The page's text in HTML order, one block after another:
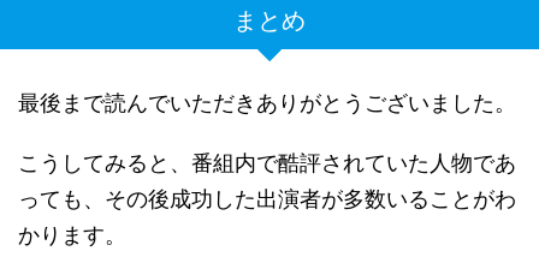
まとめ
最後まで読んでいただきありがとうございました。
こうしてみると、番組内で酷評されていた人物であ
っても、その後成功した出演者が多数いることがわ
かります。